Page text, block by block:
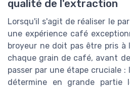
qualité de l'extraction
Lorsqu'il s'agit de réaliser le
une expérience café
broyeur ne doit pas être pris à
chaque grain de café, avant
passer par une étape cruciale
détermine en grande